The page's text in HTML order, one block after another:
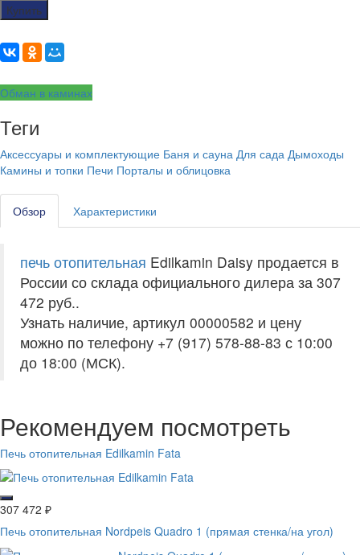
Купить
Обман в каминах
Теги
Аксессуары и комплектующие Баня и сауна Для сада Дымоходы
Камины и топки Печи Порталы и облицовка
Обзор Характеристики
печь отопительная Edilkamin Daisy продается в
России со склада официального дилера за 307
472 руб..
Узнать наличие, артикул 00000582 и цену
можно по телефону +7 (917) 578-88-83 с 10:00
до 18:00 (МСК).
Рекомендуем посмотреть
Печь отопительная Edilkamin Fata
307 472 ₽
Печь отопительная Nordpeis Quadro 1 (прямая стенка/на угол)